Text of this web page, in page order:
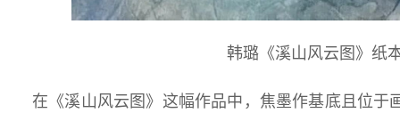
韩璐《溪山风云图》纸
在《溪山风云图》这幅作品中，焦墨作基底且位